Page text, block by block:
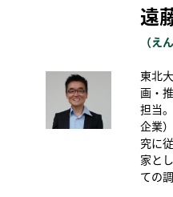
遠
（え
東北
画・
担当
企業
究に
家と
ての